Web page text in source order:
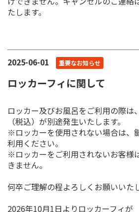
たします。
2025-06-01 重要なお知らせ
ロッカーフィに関して
ロッカー及びお風呂をご利用の際は
（税込）が別途発生いたします。
※ロッカーを使用されない場合は、
利用ください。
※ロッカーをご利用されないお客様
きません。
何卒ご理解の程よろしくお願いいた
2026年10月1日よりロッカーフィが